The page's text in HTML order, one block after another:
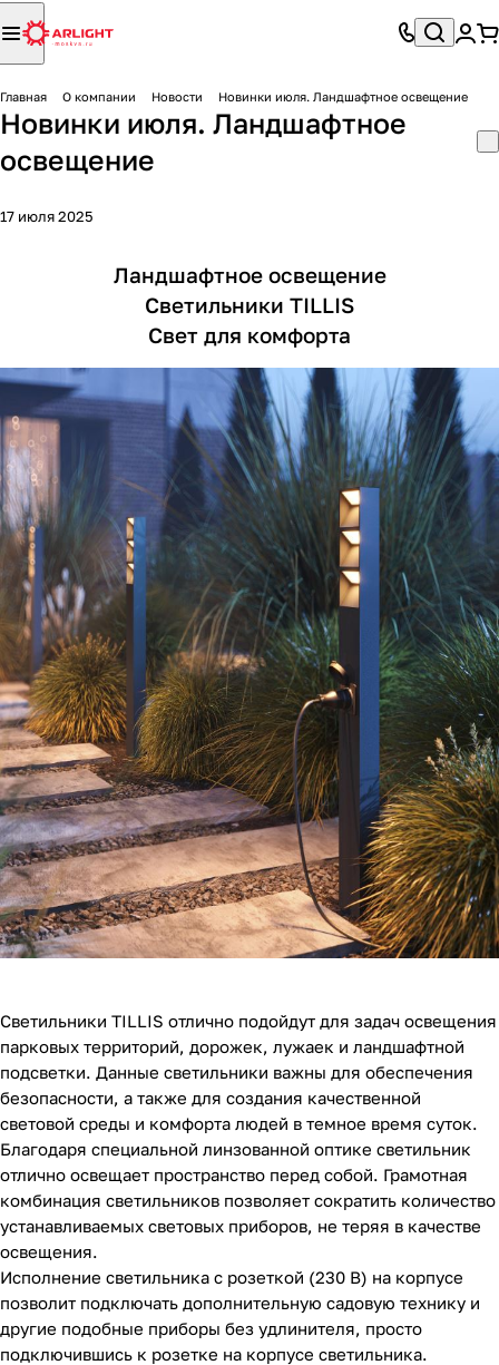
Главная О компании Новости Новинки июля. Ландшафтное освещение
Новинки июля. Ландшафтное
освещение
17 июля 2025
Ландшафтное освещение
Светильники TILLIS
Свет для комфорта
Светильники TILLIS отлично подойдут для задач освещения
парковых территорий, дорожек, лужаек и ландшафтной
подсветки. Данные светильники важны для обеспечения
безопасности, а также для создания качественной
световой среды и комфорта людей в темное время суток.
Благодаря специальной линзованной оптике светильник
отлично освещает пространство перед собой. Грамотная
комбинация светильников позволяет сократить количество
устанавливаемых световых приборов, не теряя в качестве
освещения.
Исполнение светильника с розеткой (230 В) на корпусе
позволит подключать дополнительную садовую технику и
другие подобные приборы без удлинителя, просто
подключившись к розетке на корпусе светильника.